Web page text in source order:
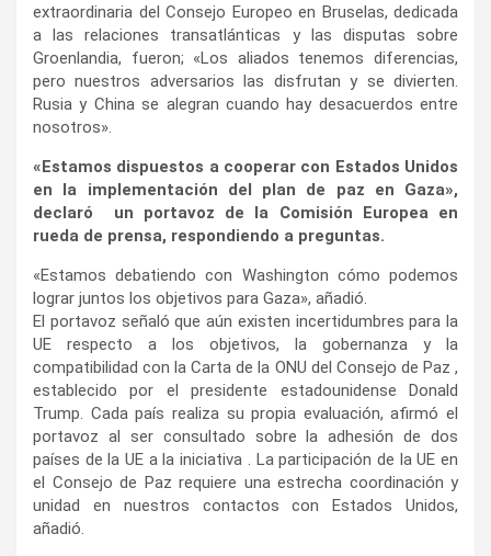
extraordinaria del Consejo Europeo en Bruselas, dedicada
a las relaciones transatlánticas y las disputas sobre
Groenlandia, fueron; «Los aliados tenemos diferencias,
pero nuestros adversarios las disfrutan y se divierten.
Rusia y China se alegran cuando hay desacuerdos entre
nosotros».
«Estamos dispuestos a cooperar con Estados Unidos
en la implementación del plan de paz en Gaza»,
declaró un portavoz de la Comisión Europea en
rueda de prensa, respondiendo a preguntas.
«Estamos debatiendo con Washington cómo podemos
lograr juntos los objetivos para Gaza», añadió.
El portavoz señaló que aún existen incertidumbres para la
UE respecto a los objetivos, la gobernanza y la
compatibilidad con la Carta de la ONU del Consejo de Paz ,
establecido por el presidente estadounidense Donald
Trump. Cada país realiza su propia evaluación, afirmó el
portavoz al ser consultado sobre la adhesión de dos
países de la UE a la iniciativa . La participación de la UE en
el Consejo de Paz requiere una estrecha coordinación y
unidad en nuestros contactos con Estados Unidos,
añadió.